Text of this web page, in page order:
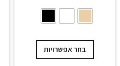
בחר אפשרויות